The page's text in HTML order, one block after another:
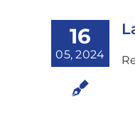
16
05, 2024